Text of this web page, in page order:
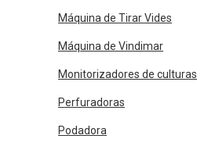
Máquina de Tirar Vides
Máquina de Vindimar
Monitorizadores de culturas
Perfuradoras
Podadora